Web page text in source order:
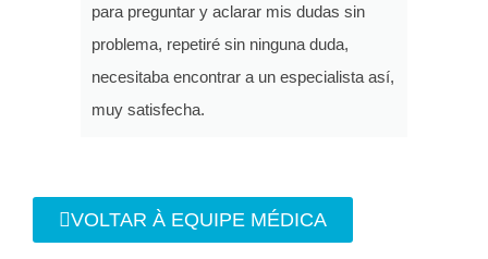
para preguntar y aclarar mis dudas sin
problema, repetiré sin ninguna duda,
necesitaba encontrar a un especialista así,
muy satisfecha.
VOLTAR À EQUIPE MÉDICA